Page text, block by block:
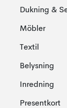
Dukning &
Möbler
Textil
Belysning
Inredning
Presentkort